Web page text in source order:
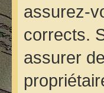
assurez-
corrects.
assurer